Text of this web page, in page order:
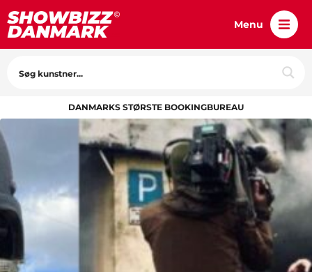
Menu
DANMARKS STØRSTE BOOKINGBUREAU